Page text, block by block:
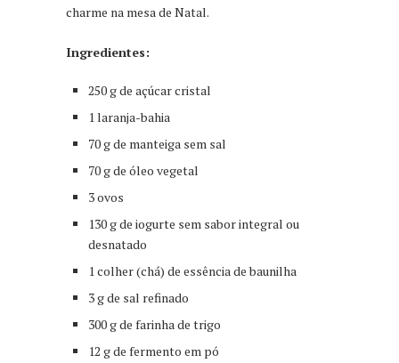
charme na mesa de Natal.
Ingredientes:
250 g de açúcar cristal
1 laranja-bahia
70 g de manteiga sem sal
70 g de óleo vegetal
3 ovos
130 g de iogurte sem sabor integral ou
desnatado
1 colher (chá) de essência de baunilha
3 g de sal refinado
300 g de farinha de trigo
12 g de fermento em pó